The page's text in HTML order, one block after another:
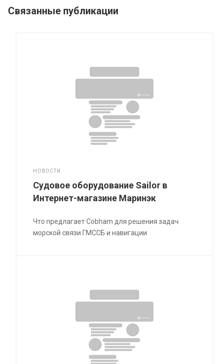
Связанные публикации
НОВОСТИ
Судовое оборудование Sailor в
Интернет-магазине Маринэк
Что предлагает Cobham для решения задач
морской связи ГМССБ и навигации